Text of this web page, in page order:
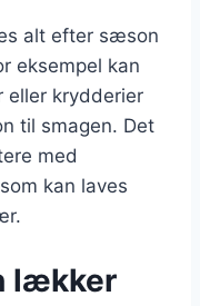
alt efter sæson
eksempel kan
krydderier
til smagen. Det
med
kan laves
lækker